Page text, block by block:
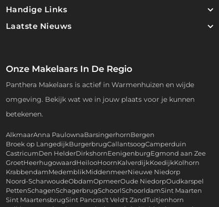
Handige Links
Laatste Nieuws
Onze Makelaars In De Regio
Panthera Makelaars is actief in Warmenhuizen en wijde
omgeving. Bekijk wat we in jouw plaats voor je kunnen
betekenen.
AlkmaarAnna PaulownaBarsingerhornBergen
Broek op LangedijkBurgerbrugCallantsoogCamperduin
CastricumDen HelderDirkshornEenigenburgEgmond aan Zee
GroetHeerhugowaardHeilooHoornKalverdijkKoedijkKolhorn
KrabbendamMedemblikMiddenmeerNieuwe Niedorp
Noord-ScharwoudeObdamOpmeerOude NiedorpOudkarspel
PettenSchagenSchagerbrugSchoorlSchoorldamSint Maarten
Sint MaartensbrugSint Pancras't Veld't ZandTuitjenhorn